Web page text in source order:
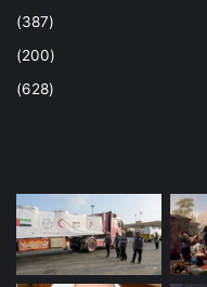
(387)
(200)
(628)